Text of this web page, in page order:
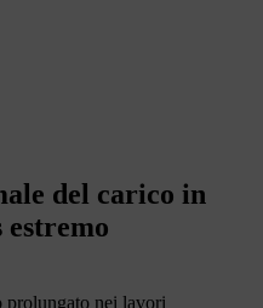
del carico in
estremo
prolungato nei lavori